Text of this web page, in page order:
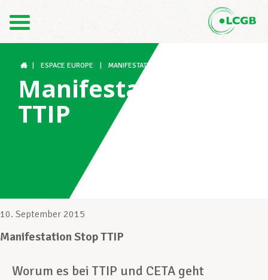
FR
Der LCGB
Gewerkschaftsstrukturen
Unterstützung im Arbeitsalltag
ESPACE EUROPE MANIFESTATION STOP TTIP
Manifestation Stop
TTIP
10. September 2015
Manifestation Stop TTIP
Worum es bei TTIP und CETA geht